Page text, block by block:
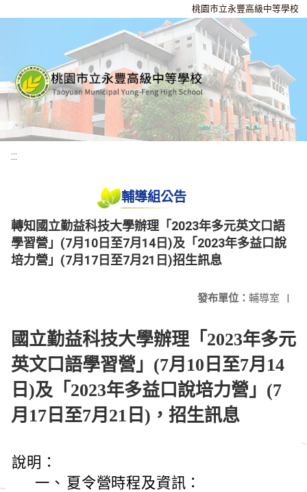
桃園市立永豐高級中等學校
:::
輔導組公告
轉知國立勤益科技大學辦理「2023年多元英文口語
學習營」(7月10日至7月14日)及「2023年多益口說
培力營」(7月17日至7月21日)招生訊息
發布單位： 輔導室 |
國立勤益科技大學辦理「2023年多元
英文口語學習營」(7月10日至7月14
日)及「2023年多益口說培力營」(7
月17日至7月21日)，招生訊息
說明：
一、 夏令營時程及資訊：